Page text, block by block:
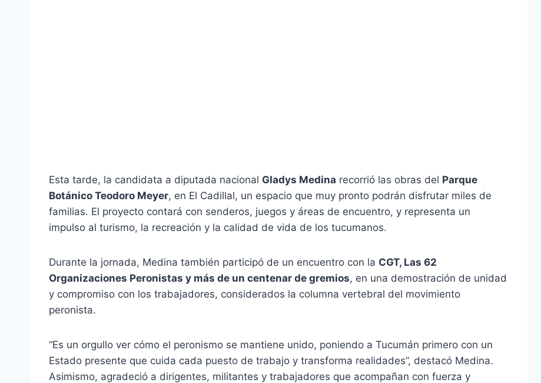
Esta tarde, la candidata a diputada nacional Gladys Medina recorrió las obras del Parque
Botánico Teodoro Meyer, en El Cadillal, un espacio que muy pronto podrán disfrutar miles de
familias. El proyecto contará con senderos, juegos y áreas de encuentro, y representa un
impulso al turismo, la recreación y la calidad de vida de los tucumanos.
Durante la jornada, Medina también participó de un encuentro con la CGT, Las 62
Organizaciones Peronistas y más de un centenar de gremios, en una demostración de unidad
y compromiso con los trabajadores, considerados la columna vertebral del movimiento
peronista.
“Es un orgullo ver cómo el peronismo se mantiene unido, poniendo a Tucumán primero con un
Estado presente que cuida cada puesto de trabajo y transforma realidades”, destacó Medina.
Asimismo, agradeció a dirigentes, militantes y trabajadores que acompañan con fuerza y